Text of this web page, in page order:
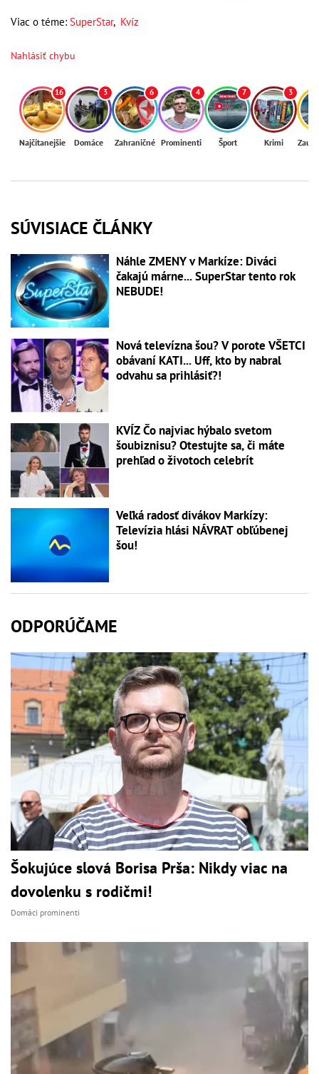
Viac o téme: SuperStar, Kvíz
Nahlásiť chybu
16
Najčítanejšie
3
Domáce
6
Zahraničné
4
Prominenti
7
Šport
3
Krimi
SÚVISIACE ČLÁNKY
Náhle ZMENY v Markíze: Diváci
čakajú márne... SuperStar tento rok
NEBUDE!
Nová televízna šou? V porote VŠETCI
obávaní KATI... Uff, kto by nabral
odvahu sa prihlásiť?!
KVÍZ Čo najviac hýbalo svetom
šoubiznisu? Otestujte sa, či máte
prehľad o životoch celebrít
Veľká radosť divákov Markízy:
Televízia hlási NÁVRAT obľúbenej
šou!
ODPORÚČAME
Šokujúce slová Borisa Prša: Nikdy viac na
dovolenku s rodičmi!
Domáci prominenti